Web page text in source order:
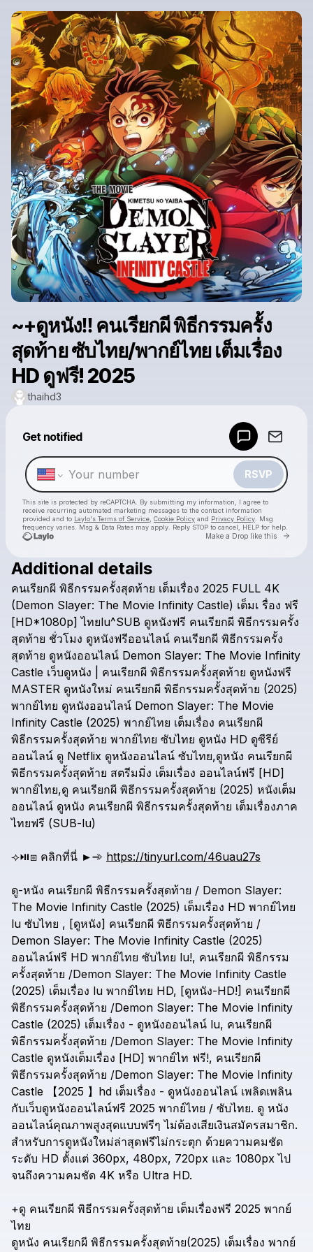
~+ดูหนัง‼️ คนเรียกผี พิธีกรรมครั้ง
สุดท้าย ซับไทย/พากย์ไทย เต็มเรื่อง
HD ดูฟรี! 2025
thaihd3
Get notified
RSVP
This site is protected by reCAPTCHA. By submitting my information, I agree to
receive recurring automated marketing messages to the contact information
provided and to Laylo's Terms of Service Cookie Policy and Privacy Policy . Msg
frequency varies. Msg & Data Rates may apply. Reply STOP to cancel, HELP for help.
Make a Drop like this Go
thaihd3
Check your texts
Additional details
คนเรียกผี พิธีกรรมครั้งสุดท้าย เต็มเรื่อง 2025 FULL 4K
(Demon Slayer: The Movie Infinity Castle) เต็มเ รื่อง ฟรี
[HD*1080p] ไทยlu^SUB ดูหนังฟรี คนเรียกผี พิธีกรรมครั้ง
สุดท้าย ชั่วโมง ดูหนังฟรีออนไลน์ คนเรียกผี พิธีกรรมครั้ง
สุดท้าย ดูหนังออนไลน์ Demon Slayer: The Movie Infinity
Castle เว็บดูหนัง คนเรียกผี พิธีกรรมครั้งสุดท้าย ดูหนังฟรี
MASTER ดูหนังใหม่ คนเรียกผี พิธีกรรมครั้งสุดท้าย (2025)
พากย์ไทย ดูหนังออนไลน์ Demon Slayer: The Movie
Infinity Castle (2025) พากย์ไทย เต็มเรื่อง คนเรียกผี
พิธีกรรมครั้งสุดท้าย พากย์ไทย ซับไทย ดูหนัง HD ดูซีรีย์
ออนไลน์ ดู Netflix ดูหนังออนไลน์ ซับไทย,ดูหนัง คนเรียกผี
พิธีกรรมครั้งสุดท้าย สตรีมมิ่ง เต็มเรื่อง ออนไลน์ฟรี [HD]
พากย์ไทย,ดู คนเรียกผี พิธีกรรมครั้งสุดท้าย (2025) หนังเต็ม
ออนไลน์ ดูหนัง คนเรียกผี พิธีกรรมครั้งสุดท้าย เต็มเรื่องภาค
ไทยฟรี (SUB-lu)
⟢⏯️⧆ คลิกที่นี่ ►➾ https://tinyurl.com/46uau27s
ดู-หนัง คนเรียกผี พิธีกรรมครั้งสุดท้าย / Demon Slayer:
The Movie Infinity Castle (2025) เต็มเรื่อง HD พากย์ไทย
lu ซับไทย , [ดูหนัง] คนเรียกผี พิธีกรรมครั้งสุดท้าย /
Demon Slayer: The Movie Infinity Castle (2025)
ออนไลน์ฟรี HD พากย์ไทย ซับไทย lu!, คนเรียกผี พิธีกรรม
ครั้งสุดท้าย /Demon Slayer: The Movie Infinity Castle
(2025) เต็มเรื่อง lu พากย์ไทย HD, [ดูหนัง-HD!] คนเรียกผี
พิธีกรรมครั้งสุดท้าย /Demon Slayer: The Movie Infinity
Castle (2025) เต็มเรื่อง - ดูหนังออนไลน์ lu, คนเรียกผี
พิธีกรรมครั้งสุดท้าย /Demon Slayer: The Movie Infinity
Castle ดูหนังเต็มเรื่อง [HD] พากย์ไท ฟรี!, คนเรียกผี
พิธีกรรมครั้งสุดท้าย /Demon Slayer: The Movie Infinity
Castle
【2025 】hd เต็มเรื่อง - ดูหนังออนไลน์ เพลิดเพลิน
กับเว็บดูหนังออนไลน์ฟรี 2025 พากย์ไทย / ซับไทย. ดู หนัง
ออนไลน์คุณภาพสูงสุดแบบฟรีๆ ไม่ต้องเสียเงินสมัครสมาชิก.
สำหรับการดูหนังใหม่ล่าสุดฟรีไม่กระตุก ด้วยความคมชัด
ระดับ HD ตั้งแต่ 360px, 480px, 720px และ 1080px ไป
จนถึงความคมชัด 4K หรือ Ultra HD.
+ดู คนเรียกผี พิธีกรรมครั้งสุดท้าย เต็มเรื่องฟรี 2025 พากย์
ไทย
ดูหนัง คนเรียกผี พิธีกรรมครั้งสุดท้าย(2025) เต็มเรื่อง พากย์